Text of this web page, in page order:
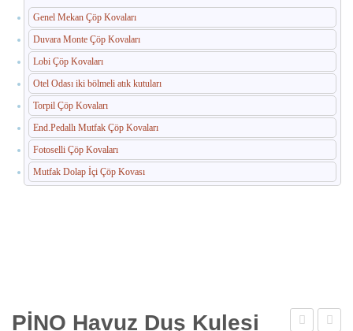
Genel Mekan Çöp Kovaları
Duvara Monte Çöp Kovaları
Lobi Çöp Kovaları
Otel Odası iki bölmeli atık kutuları
Torpil Çöp Kovaları
End.Pedallı Mutfak Çöp Kovaları
Fotoselli Çöp Kovaları
Mutfak Dolap İçi Çöp Kovası
PİNO Havuz Duş Kulesi